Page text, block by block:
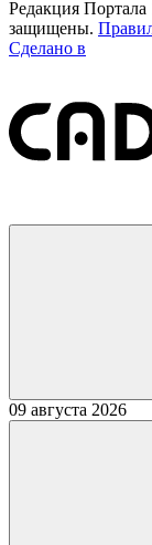
Редакция
защищены.
Сделано в
09 августа 2026